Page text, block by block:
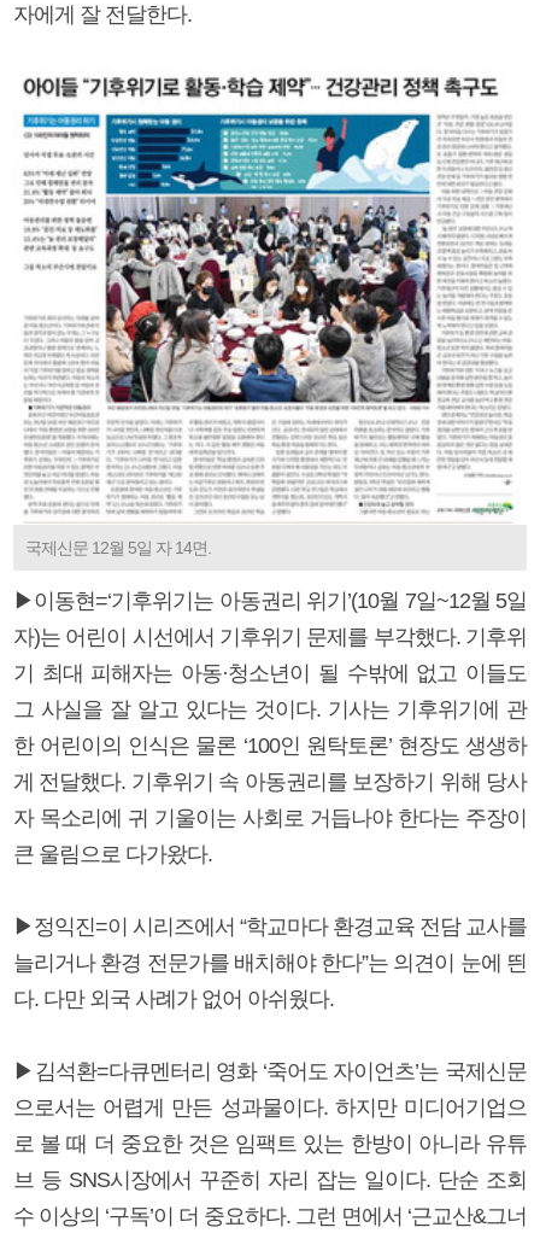
자에게 잘 전달한다.
국제신문 12월 5일 자 14면.
▶이동현=‘기후위기는 아동권리 위기’(10월 7일~12월 5일
자)는 어린이 시선에서 기후위기 문제를 부각했다. 기후위
기 최대 피해자는 아동·청소년이 될 수밖에 없고 이들도
그 사실을 잘 알고 있다는 것이다. 기사는 기후위기에 관
한 어린이의 인식은 물론 ‘100인 원탁토론’ 현장도 생생하
게 전달했다. 기후위기 속 아동권리를 보장하기 위해 당사
자 목소리에 귀 기울이는 사회로 거듭나야 한다는 주장이
큰 울림으로 다가왔다.
▶정익진=이 시리즈에서 “학교마다 환경교육 전담 교사를
늘리거나 환경 전문가를 배치해야 한다”는 의견이 눈에 띈
다. 다만 외국 사례가 없어 아쉬웠다.
▶김석환=다큐멘터리 영화 ‘죽어도 자이언츠’는 국제신문
으로서는 어렵게 만든 성과물이다. 하지만 미디어기업으
로 볼 때 더 중요한 것은 임팩트 있는 한방이 아니라 유튜
브 등 SNS시장에서 꾸준히 자리 잡는 일이다. 단순 조회
수 이상의 ‘구독’이 더 중요하다. 그런 면에서 ‘근교산&그너